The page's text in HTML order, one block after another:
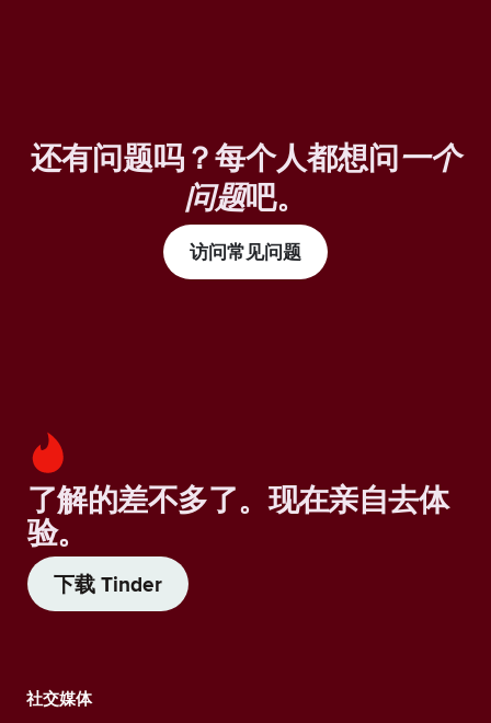
还有问题吗？每个人都想问一个
问题吧。
访问常见问题
了解的差不多了。现在亲自去体
验。
下载 Tinder
社交媒体